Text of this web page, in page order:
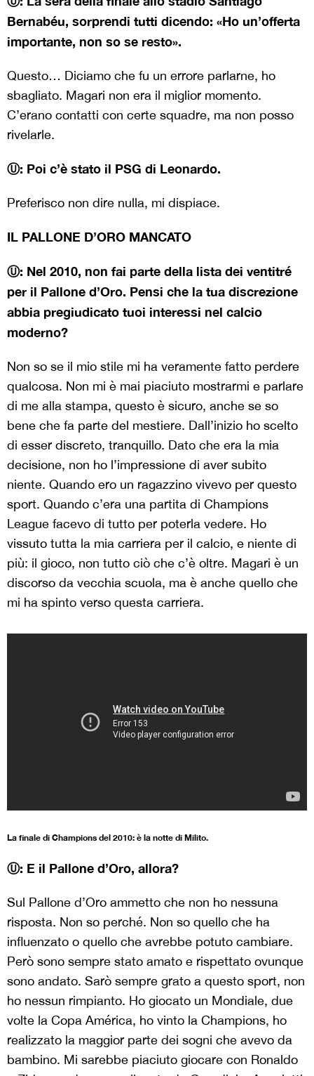
Bernabéu, sorprendi tutti dicendo: «Ho un’offerta
importante, non so se resto».
Questo… Diciamo che fu un errore parlarne, ho
sbagliato. Magari non era il miglior momento.
C’erano contatti con certe squadre, ma non posso
rivelarle.
Ⓤ: Poi c’è stato il PSG di Leonardo.
Preferisco non dire nulla, mi dispiace.
IL PALLONE D’ORO MANCATO
Ⓤ: Nel 2010, non fai parte della lista dei ventitré
per il Pallone d’Oro. Pensi che la tua discrezione
abbia pregiudicato tuoi interessi nel calcio
moderno?
Non so se il mio stile mi ha veramente fatto perdere
qualcosa. Non mi è mai piaciuto mostrarmi e parlare
di me alla stampa, questo è sicuro, anche se so
bene che fa parte del mestiere. Dall’inizio ho scelto
di esser discreto, tranquillo. Dato che era la mia
decisione, non ho l’impressione di aver subito
niente. Quando ero un ragazzino vivevo per questo
sport. Quando c’era una partita di Champions
League facevo di tutto per poterla vedere. Ho
vissuto tutta la mia carriera per il calcio, e niente di
più: il gioco, non tutto ciò che c’è oltre. Magari è un
discorso da vecchia scuola, ma è anche quello che
mi ha spinto verso questa carriera.
La finale di Champions del 2010: è la notte di Milito.
Ⓤ: E il Pallone d’Oro, allora?
Sul Pallone d’Oro ammetto che non ho nessuna
risposta. Non so perché. Non so quello che ha
influenzato o quello che avrebbe potuto cambiare.
Però sono sempre stato amato e rispettato ovunque
sono andato. Sarò sempre grato a questo sport, non
ho nessun rimpianto. Ho giocato un Mondiale, due
volte la Copa América, ho vinto la Champions, ho
realizzato la maggior parte dei sogni che avevo da
bambino. Mi sarebbe piaciuto giocare con Ronaldo